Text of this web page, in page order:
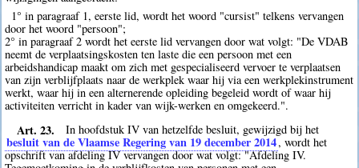
1° in paragraaf 1, eerste lid, wordt het woord "cursist" telkens vervangen
door het woord "persoon";
2° in paragraaf 2 wordt het eerste lid vervangen door wat volgt: "De VDAB
neemt de verplaatsingskosten ten laste die een persoon met een
arbeidshandicap maakt om zich met gespecialiseerd vervoer te verplaatsen
van zijn verblijfplaats naar de werkplek waar hij via een werkplekinstrument
werkt, waar hij in een alternerende opleiding begeleid wordt of waar hij
activiteiten verricht in kader van wijk-werken en omgekeerd.".
Art. 23. In hoofdstuk IV van hetzelfde besluit, gewijzigd bij het
besluit van de Vlaamse Regering van 19 december 2014, wordt het
opschrift van afdeling IV vervangen door wat volgt: "Afdeling IV.